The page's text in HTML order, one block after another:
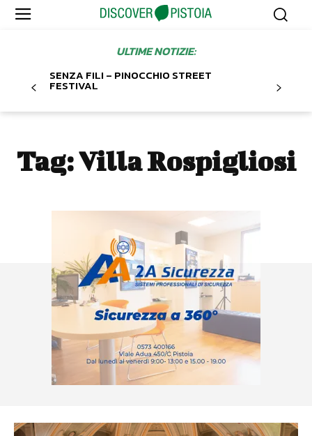
ULTIME NOTIZIE:
SENZA FILI – PINOCCHIO STREET
FESTIVAL
Tag:Villa Rospigliosi